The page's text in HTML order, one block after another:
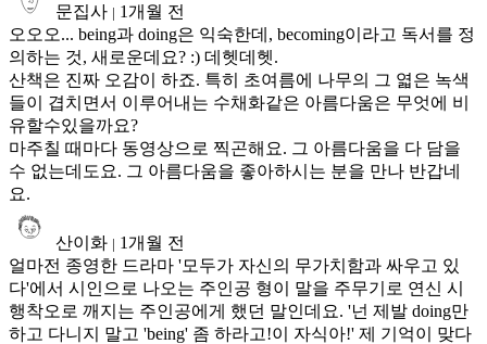
문집사 | 1개월 전
오오오... being과 doing은 익숙한데, becoming이라고 독서를 정
의하는 것, 새로운데요? :) 데헷데헷.
산책은 진짜 오감이 하죠. 특히 초여름에 나무의 그 엷은 녹색
들이 겹치면서 이루어내는 수채화같은 아름다움은 무엇에 비
유할수있을까요?
마주칠 때마다 동영상으로 찍곤해요. 그 아름다움을 다 담을
수 없는데도요. 그 아름다움을 좋아하시는 분을 만나 반갑네
요.
산이화 | 1개월 전
얼마전 종영한 드라마 '모두가 자신의 무가치함과 싸우고 있
다'에서 시인으로 나오는 주인공 형이 말을 주무기로 연신 시
행착오로 깨지는 주인공에게 했던 말인데요. '넌 제발 doing만
하고 다니지 말고 'being' 좀 하라고!이 자식아!' 제 기억이 맞다